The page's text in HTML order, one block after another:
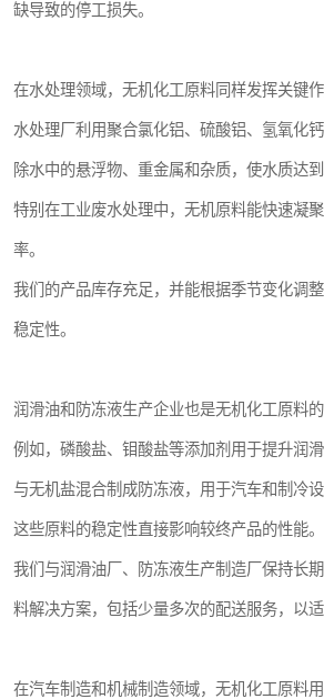
缺导致的停工损失。
在水处理领域，无机化工原料同样发挥关键作
水处理厂利用聚合氯化铝、硫酸铝、氢氧化
除水中的悬浮物、重金属和杂质，使水质达到
特别在工业废水处理中，无机原料能快速凝
率。
我们的产品库存充足，并能根据季节变化调
稳定性。
润滑油和防冻液生产企业也是无机化工原料的
例如，磷酸盐、钼酸盐等添加剂用于提升润
与无机盐混合制成防冻液，用于汽车和制冷设
这些原料的稳定性直接影响较终产品的性能。
我们与润滑油厂、防冻液生产制造厂保持长
料解决方案，包括少量多次的配送服务，以适
在汽车制造和机械制造领域，无机化工原料